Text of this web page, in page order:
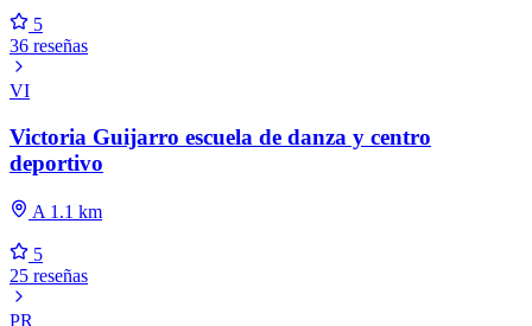
5
36 reseñas
VI
Victoria Guijarro escuela de danza y centro
deportivo
A 1.1 km
5
25 reseñas
PR